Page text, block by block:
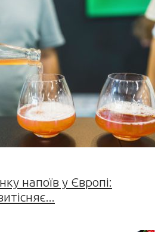
напоїв у Європі: